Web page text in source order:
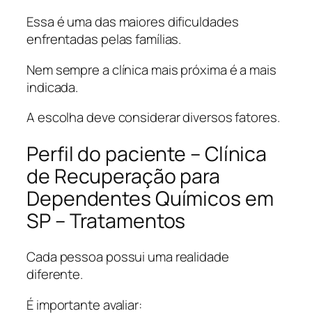
Essa é uma das maiores dificuldades
enfrentadas pelas famílias.
Nem sempre a clínica mais próxima é a mais
indicada.
A escolha deve considerar diversos fatores.
Perfil do paciente – Clínica
de Recuperação para
Dependentes Químicos em
SP – Tratamentos
Cada pessoa possui uma realidade
diferente.
É importante avaliar: